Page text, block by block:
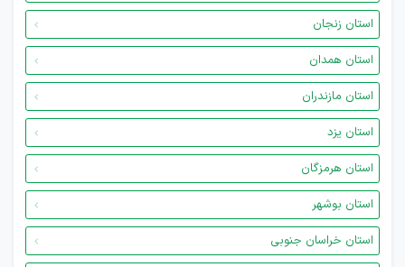
استان زنجان
استان همدان
استان مازندران
استان یزد
استان هرمزگان
استان بوشهر
استان خراسان جنوبی